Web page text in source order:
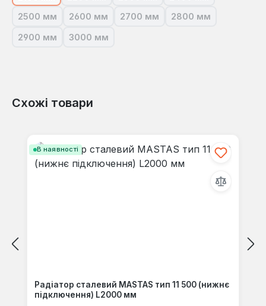
2500 мм(Ця опція наразі недоступна.)
2600 мм(Ця опція наразі недоступна.)
2700 мм(Ця опція наразі недоступна.)
2800 мм(Ця опція наразі
2900 мм(Ця опція наразі недоступна.)
3000 мм(Ця опція наразі недоступна.)
Схожі товари
В наявності
Радіатор сталевий MASTAS тип 11 500 (нижнє
підключення) L2000 мм